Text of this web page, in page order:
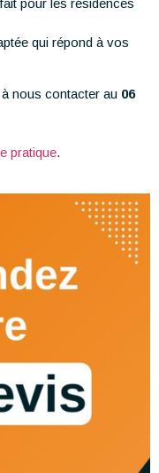
pour les résidences
qui répond à vos
nous contacter au 06
pratique.